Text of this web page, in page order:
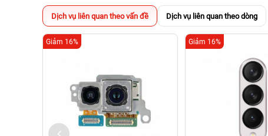
Dịch vụ liên quan theo vấn đề Dịch vụ liên quan theo dòng
Giảm 16% Giảm 16%